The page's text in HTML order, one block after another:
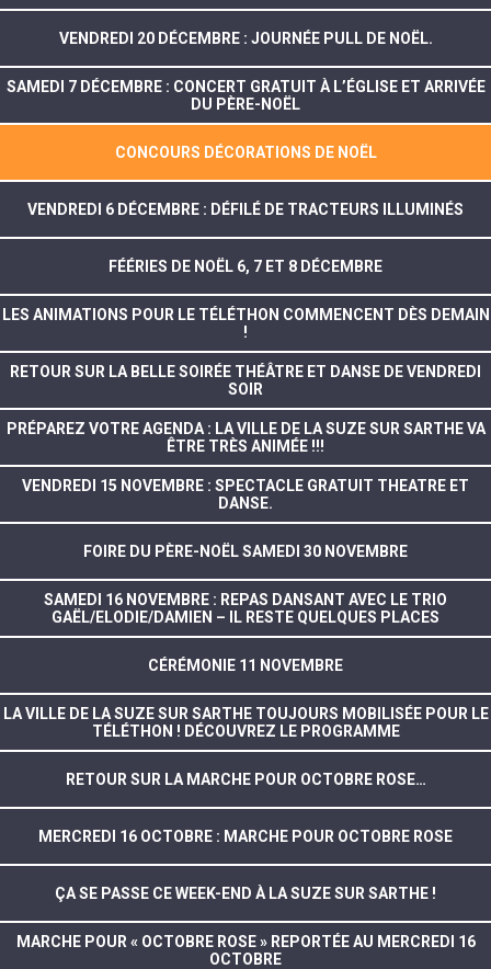
VENDREDI 20 DÉCEMBRE : JOURNÉE PULL DE NOËL.
SAMEDI 7 DÉCEMBRE : CONCERT GRATUIT À L’ÉGLISE ET ARRIVÉE
DU PÈRE-NOËL
CONCOURS DÉCORATIONS DE NOËL
VENDREDI 6 DÉCEMBRE : DÉFILÉ DE TRACTEURS ILLUMINÉS
FÉÉRIES DE NOËL 6, 7 ET 8 DÉCEMBRE
LES ANIMATIONS POUR LE TÉLÉTHON COMMENCENT DÈS DEMAIN
!
RETOUR SUR LA BELLE SOIRÉE THÉÂTRE ET DANSE DE VENDREDI
SOIR
PRÉPAREZ VOTRE AGENDA : LA VILLE DE LA SUZE SUR SARTHE VA
ÊTRE TRÈS ANIMÉE !!!
VENDREDI 15 NOVEMBRE : SPECTACLE GRATUIT THEATRE ET
DANSE.
FOIRE DU PÈRE-NOËL SAMEDI 30 NOVEMBRE
SAMEDI 16 NOVEMBRE : REPAS DANSANT AVEC LE TRIO
GAËL/ELODIE/DAMIEN – IL RESTE QUELQUES PLACES
CÉRÉMONIE 11 NOVEMBRE
LA VILLE DE LA SUZE SUR SARTHE TOUJOURS MOBILISÉE POUR LE
TÉLÉTHON ! DÉCOUVREZ LE PROGRAMME
RETOUR SUR LA MARCHE POUR OCTOBRE ROSE…
MERCREDI 16 OCTOBRE : MARCHE POUR OCTOBRE ROSE
ÇA SE PASSE CE WEEK-END À LA SUZE SUR SARTHE !
MARCHE POUR « OCTOBRE ROSE » REPORTÉE AU MERCREDI 16
OCTOBRE